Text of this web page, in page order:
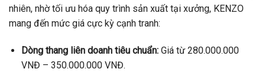
nhiên, nhờ tối ưu hóa quy trình sản xuất tại xưởng, KENZO
mang đến mức giá cực kỳ cạnh tranh:
Dòng thang liên doanh tiêu chuẩn:Giá từ 280.000.000
VNĐ – 350.000.000 VNĐ.